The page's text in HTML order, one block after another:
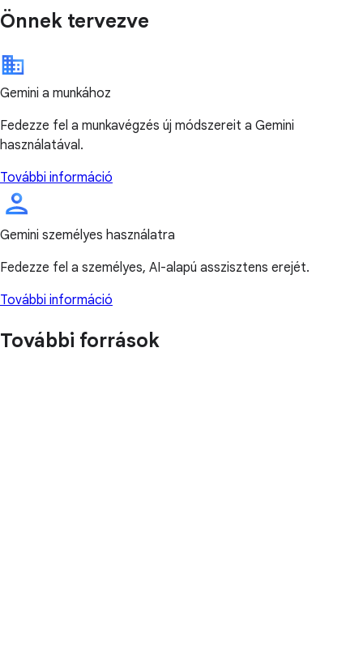
Önnek tervezve
Gemini a munkához
Fedezze fel a munkavégzés új módszereit a Gemini
használatával.
További információ
Gemini személyes használatra
Fedezze fel a személyes, AI-alapú asszisztens erejét.
További információ
További források